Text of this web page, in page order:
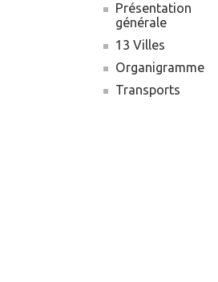
Navigation
principale
Présentation
générale
13 Villes
Organigramme
Transports